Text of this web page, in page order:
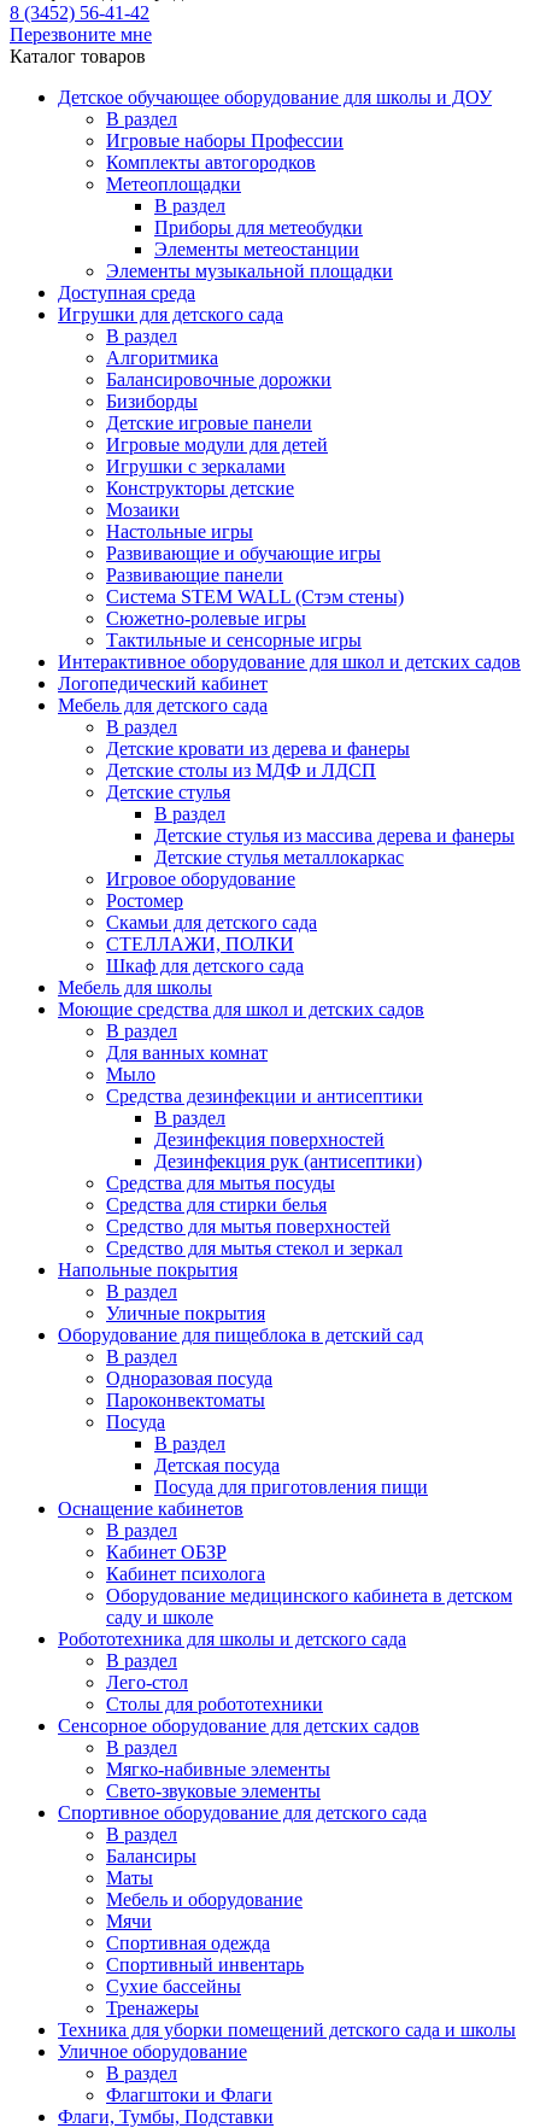
8 (3452) 56-41-42
Перезвоните мне
Каталог товаров
Детское обучающее оборудование для школы и ДОУ
В раздел
Игровые наборы Профессии
Комплекты автогородков
Метеоплощадки
В раздел
Приборы для метеобудки
Элементы метеостанции
Элементы музыкальной площадки
Доступная среда
Игрушки для детского сада
В раздел
Алгоритмика
Балансировочные дорожки
Бизиборды
Детские игровые панели
Игровые модули для детей
Игрушки с зеркалами
Конструкторы детские
Мозаики
Настольные игры
Развивающие и обучающие игры
Развивающие панели
Система STEM WALL (Cтэм стены)
Сюжетно-ролевые игры
Тактильные и сенсорные игры
Интерактивное оборудование для школ и детских садов
Логопедический кабинет
Мебель для детского сада
В раздел
Детские кровати из дерева и фанеры
Детские столы из МДФ и ЛДСП
Детские стулья
В раздел
Детские стулья из массива дерева и фанеры
Детские стулья металлокаркас
Игровое оборудование
Ростомер
Скамьи для детского сада
СТЕЛЛАЖИ, ПОЛКИ
Шкаф для детского сада
Мебель для школы
Моющие средства для школ и детских садов
В раздел
Для ванных комнат
Мыло
Средства дезинфекции и антисептики
В раздел
Дезинфекция поверхностей
Дезинфекция рук (антисептики)
Средства для мытья посуды
Средства для стирки белья
Средство для мытья поверхностей
Средство для мытья стекол и зеркал
Напольные покрытия
В раздел
Уличные покрытия
Оборудование для пищеблока в детский сад
В раздел
Одноразовая посуда
Пароконвектоматы
Посуда
В раздел
Детская посуда
Посуда для приготовления пищи
Оснащение кабинетов
В раздел
Кабинет ОБЗР
Кабинет психолога
Оборудование медицинского кабинета в детском
саду и школе
Робототехника для школы и детского сада
В раздел
Лего-стол
Столы для робототехники
Сенсорное оборудование для детских садов
В раздел
Мягко-набивные элементы
Свето-звуковые элементы
Спортивное оборудование для детского сада
В раздел
Балансиры
Маты
Мебель и оборудование
Мячи
Спортивная одежда
Спортивный инвентарь
Сухие бассейны
Тренажеры
Техника для уборки помещений детского сада и школы
Уличное оборудование
В раздел
Флагштоки и Флаги
Флаги, Тумбы, Подставки